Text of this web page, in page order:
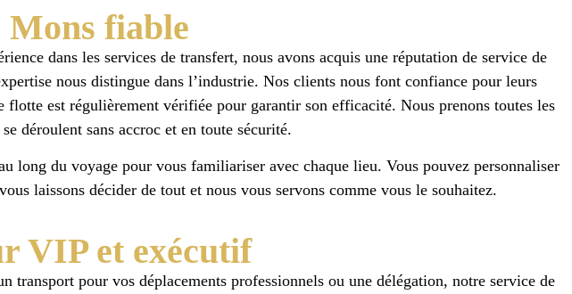
fiable
dans les services de transfert, nous avons acquis une réputation de service de
nous distingue dans l’industrie. Nos clients nous font confiance pour leurs
est régulièrement vérifiée pour garantir son efficacité. Nous prenons toutes les
déroulent sans accroc et en toute sécurité.
long du voyage pour vous familiariser avec chaque lieu. Vous pouvez personnaliser
laissons décider de tout et nous vous servons comme vous le souhaitez.
VIP et exécutif
transport pour vos déplacements professionnels ou une délégation, notre service de